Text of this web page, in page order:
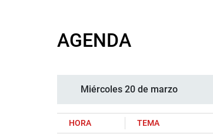
AGENDA
Miércoles 20 de marzo
HORA TEMA